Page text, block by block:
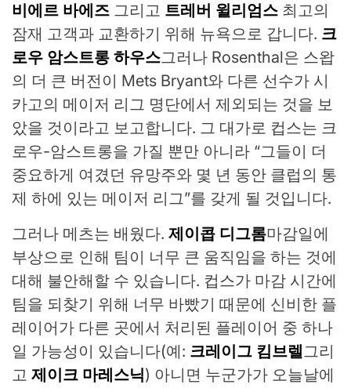
비에르 바에즈 그리고 트레버 윌리엄스 최고의
잠재 고객과 교환하기 위해 뉴욕으로 갑니다. 크
로우 암스트롱 하우스그러나 Rosenthal은 스왑
의 더 큰 버전이 Mets Bryant와 다른 선수가 시
카고의 메이저 리그 명단에서 제외되는 것을 보
았을 것이라고 보고합니다. 그 대가로 컵스는 크
로우-암스트롱을 가질 뿐만 아니라 “그들이 더
중요하게 여겼던 유망주와 몇 년 동안 클럽의 통
제 하에 있는 메이저 리그”를 갖게 될 것입니다.
그러나 메츠는 배웠다. 제이콥 디그롬마감일에
부상으로 인해 팀이 너무 큰 움직임을 하는 것에
대해 불안해할 수 있습니다. 컵스가 마감 시간에
팀을 되찾기 위해 너무 바빴기 때문에 신비한 플
레이어가 다른 곳에서 처리된 플레이어 중 하나
일 가능성이 있습니다(예: 크레이그 킴브렐그리
고 제이크 마레스닉) 아니면 누군가가 오늘날에